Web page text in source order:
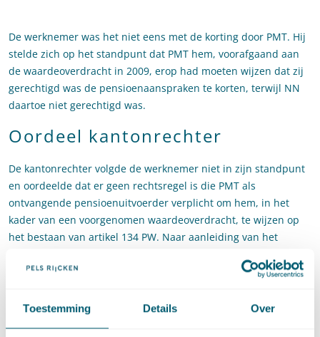
Toestemming Details Over
De werknemer was het niet eens met de korting door PMT. Hij
stelde zich op het standpunt dat PMT hem, voorafgaand aan
de waardeoverdracht in 2009, erop had moeten wijzen dat zij
gerechtigd was de pensioenaanspraken te korten, terwijl NN
daartoe niet gerechtigd was.
Oordeel kantonrechter
De kantonrechter volgde de werknemer niet in zijn standpunt
en oordeelde dat er geen rechtsregel is die PMT als
ontvangende pensioenuitvoerder verplicht om hem, in het
kader van een voorgenomen waardeoverdracht, te wijzen op
het bestaan van artikel 134 PW. Naar aanleiding van het
de gang naar het hof gemaakt.
Oordeel van het hof